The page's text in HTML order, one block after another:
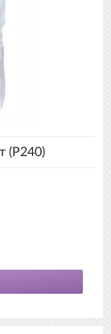
(Р240)